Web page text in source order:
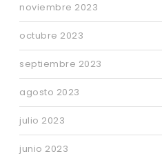
noviembre 2023
octubre 2023
septiembre 2023
agosto 2023
julio 2023
junio 2023